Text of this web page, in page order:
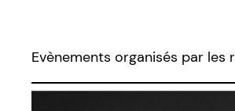
Evènements organisés par les